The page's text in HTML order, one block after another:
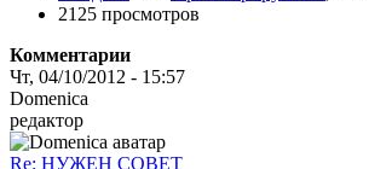
2125 просмотров
Комментарии
Чт, 04/10/2012 - 15:57
Domenica
редактор
Re: НУЖЕН СОВЕТ